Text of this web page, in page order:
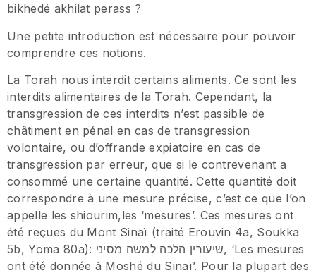
bikhedé akhilat perass ?
Une petite introduction est nécessaire pour pouvoir
comprendre ces notions.
La Torah nous interdit certains aliments. Ce sont les
interdits alimentaires de la Torah. Cependant, la
transgression de ces interdits n’est passible de
châtiment en pénal en cas de transgression
volontaire, ou d’offrande expiatoire en cas de
transgression par erreur, que si le contrevenant a
consommé une certaine quantité. Cette quantité doit
correspondre à une mesure précise, c’est ce que l’on
appelle les shiourim,les ‘mesures’. Ces mesures ont
été reçues du Mont Sinaï (traité Erouvin 4a, Soukka
5b, Yoma 80a): שיעורין הלכה למשה מסיני, ‘Les mesures
ont été donnée à Moshé du Sinaï’. Pour la plupart des